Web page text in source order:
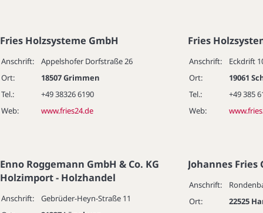
Fries Holzsysteme GmbH
Anschrift:
Appelshofer Dorfstraße 26
Ort:
18507 Grimmen
Tel.:
+49 38326 6190
Web:
www.fries24.de
Fries
Anschrift:
Eckdrift
Ort:
19061
Tel.:
+49 385
Web:
Enno Roggemann GmbH & Co. KG
Holzimport - Holzhandel
Anschrift:
Gebrüder-Heyn-Straße 11
Johannes Fries
Anschrift:
Ort:
22525